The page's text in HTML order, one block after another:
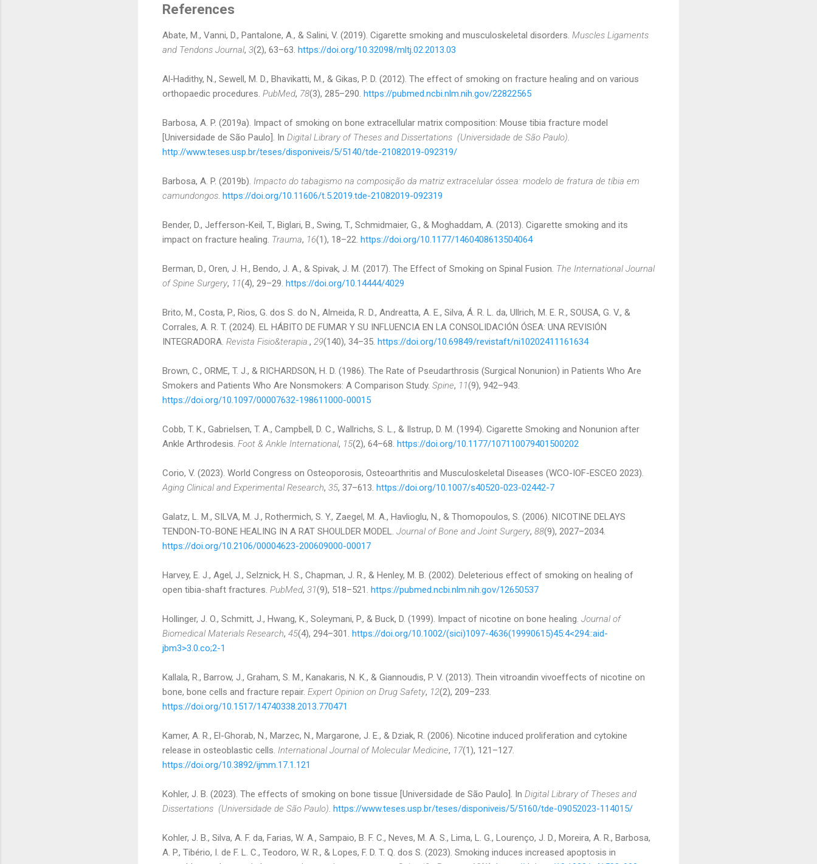
References
Abate, M., Vanni, D., Pantalone, A., & Salini, V. (2019). Cigarette smoking and musculoskeletal disorders. Muscles Ligaments
and Tendons Journal, 3(2), 63–63. https://doi.org/10.32098/mltj.02.2013.03
Al‐Hadithy, N., Sewell, M. D., Bhavikatti, M., & Gikas, P. D. (2012). The effect of smoking on fracture healing and on various
orthopaedic procedures. PubMed, 78(3), 285–290. https://pubmed.ncbi.nlm.nih.gov/22822565
Barbosa, A. P. (2019a). Impact of smoking on bone extracellular matrix composition: Mouse tibia fracture model
[Universidade de São Paulo]. In Digital Library of Theses and Dissertations (Universidade de São Paulo).
http://www.teses.usp.br/teses/disponiveis/5/5140/tde-21082019-092319/
Barbosa, A. P. (2019b). Impacto do tabagismo na composição da matriz extracelular óssea: modelo de fratura de tíbia em
camundongos. https://doi.org/10.11606/t.5.2019.tde-21082019-092319
Bender, D., Jefferson-Keil, T., Biglari, B., Swing, T., Schmidmaier, G., & Moghaddam, A. (2013). Cigarette smoking and its
impact on fracture healing. Trauma, 16(1), 18–22. https://doi.org/10.1177/1460408613504064
Berman, D., Oren, J. H., Bendo, J. A., & Spivak, J. M. (2017). The Effect of Smoking on Spinal Fusion. The International Journal
of Spine Surgery, 11(4), 29–29. https://doi.org/10.14444/4029
Brito, M., Costa, P., Rios, G. dos S. do N., Almeida, R. D., Andreatta, A. E., Silva, Á. R. L. da, Ullrich, M. E. R., SOUSA, G. V., &
Corrales, A. R. T. (2024). EL HÁBITO DE FUMAR Y SU INFLUENCIA EN LA CONSOLIDACIÓN ÓSEA: UNA REVISIÓN
INTEGRADORA. Revista Fisio&terapia., 29(140), 34–35. https://doi.org/10.69849/revistaft/ni10202411161634
Brown, C., ORME, T. J., & RICHARDSON, H. D. (1986). The Rate of Pseudarthrosis (Surgical Nonunion) in Patients Who Are
Smokers and Patients Who Are Nonsmokers: A Comparison Study. Spine, 11(9), 942–943.
https://doi.org/10.1097/00007632-198611000-00015
Cobb, T. K., Gabrielsen, T. A., Campbell, D. C., Wallrichs, S. L., & Ilstrup, D. M. (1994). Cigarette Smoking and Nonunion after
Ankle Arthrodesis. Foot & Ankle International, 15(2), 64–68. https://doi.org/10.1177/107110079401500202
Corio, V. (2023). World Congress on Osteoporosis, Osteoarthritis and Musculoskeletal Diseases (WCO-IOF-ESCEO 2023).
Aging Clinical and Experimental Research, 35, 37–613. https://doi.org/10.1007/s40520-023-02442-7
Galatz, L. M., SILVA, M. J., Rothermich, S. Y., Zaegel, M. A., Havlioglu, N., & Thomopoulos, S. (2006). NICOTINE DELAYS
TENDON-TO-BONE HEALING IN A RAT SHOULDER MODEL. Journal of Bone and Joint Surgery, 88(9), 2027–2034.
https://doi.org/10.2106/00004623-200609000-00017
Harvey, E. J., Agel, J., Selznick, H. S., Chapman, J. R., & Henley, M. B. (2002). Deleterious effect of smoking on healing of
open tibia-shaft fractures. PubMed, 31(9), 518–521. https://pubmed.ncbi.nlm.nih.gov/12650537
Hollinger, J. O., Schmitt, J., Hwang, K., Soleymani, P., & Buck, D. (1999). Impact of nicotine on bone healing. Journal of
Biomedical Materials Research, 45(4), 294–301. https://doi.org/10.1002/(sici)1097-4636(19990615)45:4<294::aid-
jbm3>3.0.co;2-1
Kallala, R., Barrow, J., Graham, S. M., Kanakaris, N. K., & Giannoudis, P. V. (2013). Thein vitroandin vivoeffects of nicotine on
bone, bone cells and fracture repair. Expert Opinion on Drug Safety, 12(2), 209–233.
https://doi.org/10.1517/14740338.2013.770471
Kamer, A. R., El-Ghorab, N., Marzec, N., Margarone, J. E., & Dziak, R. (2006). Nicotine induced proliferation and cytokine
release in osteoblastic cells. International Journal of Molecular Medicine, 17(1), 121–127.
https://doi.org/10.3892/ijmm.17.1.121
Kohler, J. B. (2023). The effects of smoking on bone tissue [Universidade de São Paulo]. In Digital Library of Theses and
Dissertations (Universidade de São Paulo). https://www.teses.usp.br/teses/disponiveis/5/5160/tde-09052023-114015/
Kohler, J. B., Silva, A. F. da, Farias, W. A., Sampaio, B. F. C., Neves, M. A. S., Lima, L. G., Lourenço, J. D., Moreira, A. R., Barbosa,
A. P., Tibério, I. de F. L. C., Teodoro, W. R., & Lopes, F. D. T. Q. dos S. (2023). Smoking induces increased apoptosis in